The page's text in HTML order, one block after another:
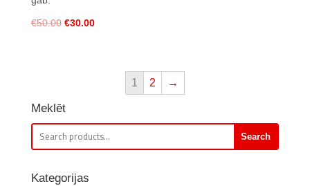
€50.00 €30.00
1 2 →
Meklēt
Search
for:
Search
Kategorijas